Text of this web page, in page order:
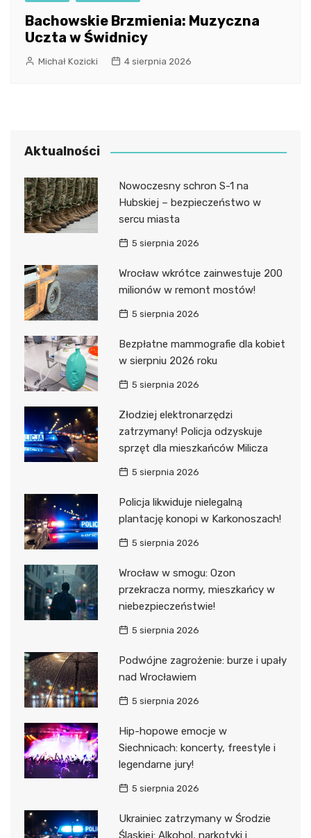
Bachowskie Brzmienia: Muzyczna
Uczta w Świdnicy
Michał Kozicki 4 sierpnia 2026
Aktualności
Nowoczesny schron S-1 na
Hubskiej – bezpieczeństwo w
sercu miasta
5 sierpnia 2026
Wrocław wkrótce zainwestuje 200
milionów w remont mostów!
5 sierpnia 2026
Bezpłatne mammografie dla kobiet
w sierpniu 2026 roku
5 sierpnia 2026
Złodziej elektronarzędzi
zatrzymany! Policja odzyskuje
sprzęt dla mieszkańców Milicza
5 sierpnia 2026
Policja likwiduje nielegalną
plantację konopi w Karkonoszach!
5 sierpnia 2026
Wrocław w smogu: Ozon
przekracza normy, mieszkańcy w
niebezpieczeństwie!
5 sierpnia 2026
Podwójne zagrożenie: burze i upały
nad Wrocławiem
5 sierpnia 2026
Hip-hopowe emocje w
Siechnicach: koncerty, freestyle i
legendarne jury!
5 sierpnia 2026
Ukrainiec zatrzymany w Środzie
Śląskiej: Alkohol, narkotyki i